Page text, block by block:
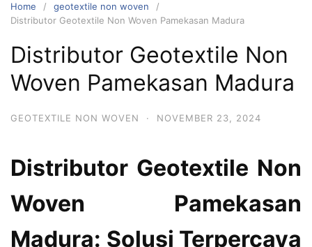
Home
geotextile non woven
Distributor Geotextile Non Woven Pamekasan Madura
Distributor Geotextile Non
Woven Pamekasan Madura
GEOTEXTILE NON WOVEN · NOVEMBER 23, 2024
Distributor Geotextile Non
Woven Pamekasan
Madura: Solusi Terpercaya